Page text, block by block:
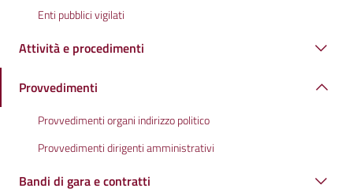
Enti pubblici vigilati
Attività e procedimenti
Provvedimenti
Provvedimenti organi indirizzo politico
Provvedimenti dirigenti amministrativi
Bandi di gara e contratti